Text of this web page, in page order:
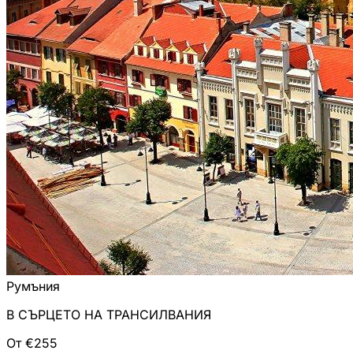
Румъния
В СЪРЦЕТО НА ТРАНСИЛВАНИЯ
От €255